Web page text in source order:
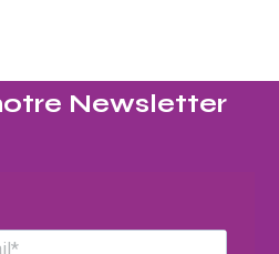
Newsletter​